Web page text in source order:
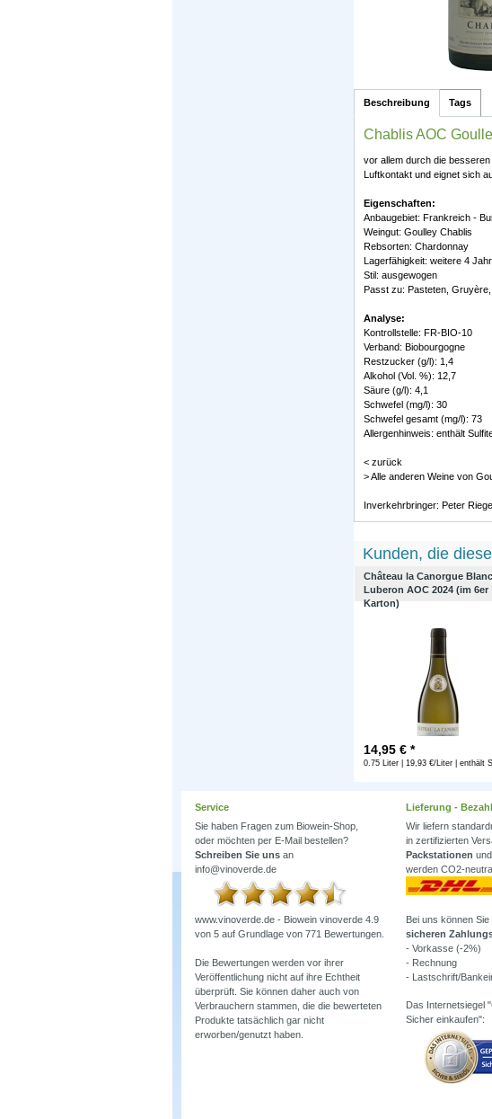
Beschreibung Tags
Chablis AOC
vor allem durch die
Luftkontakt und eignet sich
Eigenschaften:
Anbaugebiet: Frankreich -
Weingut: Goulley Chablis
Rebsorten: Chardonnay
Lagerfähigkeit: weitere 4
Stil: ausgewogen
Passt zu: Pasteten,
Analyse:
Kontrollstelle: FR-BIO-10
Verband: Biobourgogne
Restzucker (g/l): 1,4
Alkohol (Vol. %): 12,7
Säure (g/l): 4,1
Schwefel (mg/l): 30
Schwefel gesamt (mg/l): 73
Allergenhinweis: enthält
< zurück
> Alle anderen Weine von
Inverkehrbringer: Peter
Kunden, die
Château la Canorgue Blanc
Luberon AOC 2024 (im 6er
Karton)
14,95 € *
0.75 Liter | 19,93 €/Liter | enthält
Service
Sie haben Fragen zum Biowein-Shop,
oder möchten per E-Mail bestellen?
Schreiben Sie uns an
info@vinoverde.de
www.vinoverde.de - Biowein vinoverde 4.9
von 5 auf Grundlage von 771 Bewertungen.
Die Bewertungen werden vor ihrer
Veröffentlichung nicht auf ihre Echtheit
überprüft. Sie können daher auch von
Verbrauchern stammen, die die bewerteten
Produkte tatsächlich gar nicht
erworben/genutzt haben.
Lieferung -
Wir liefern
in zertifizierten
Packstationen und
werden CO2-
Bei uns können
sicheren
- Vorkasse (-2%)
- Rechnung
- Lastschrift/
Das Internetsiegel
Sicher einkaufen":